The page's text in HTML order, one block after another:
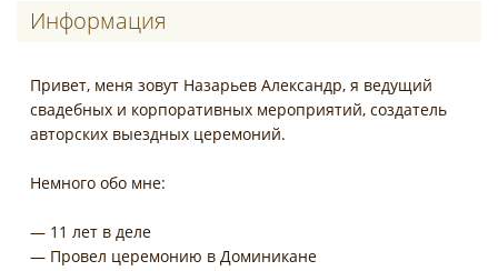
Информация
Привет, меня зовут Назарьев Александр, я ведущий
свадебных и корпоративных мероприятий, создатель
авторских выездных церемоний.
Немного обо мне:
— 11 лет в деле
— Провел церемонию в Доминикане